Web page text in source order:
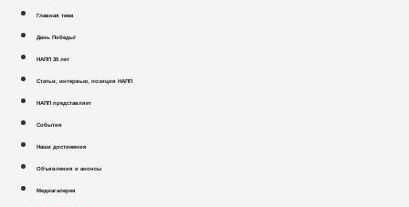
Главная тема
День Победы!
НАПП 35 лет
Статьи, интервью, позиция НАПП
НАПП представляет
События
Наши достижения
Объявления и анонсы
Медиагалерея